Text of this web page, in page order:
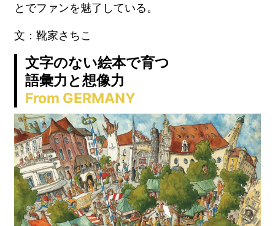
とでファンを魅了している。
文：靴家さちこ
文字のない絵本で育つ
語彙力と想像力
From GERMANY